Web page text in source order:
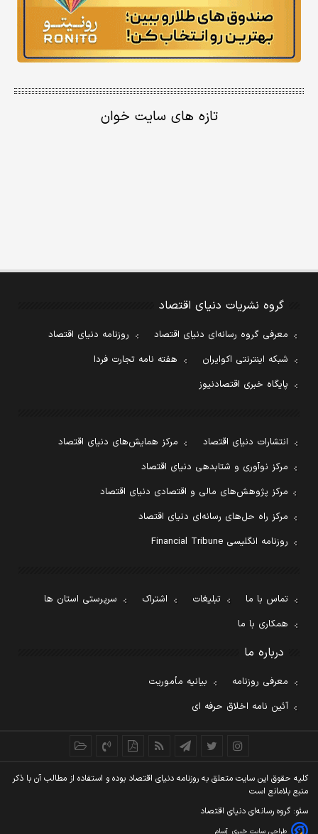
تازه های سایت خوان
گروه نشریات دنیای اقتصاد
معرفی گروه رسانه‌ای دنیای اقتصاد
روزنامه دنیای اقتصاد
شبکه اینترنتی اکوایران
هفته نامه تجارت فردا
پایگاه خبری اقتصادنیوز
انتشارات دنیای اقتصاد
مرکز همایش‌های دنیای اقتصاد
مرکز نوآوری و شتابدهی دنیای اقتصاد
مرکز پژوهش‌های مالی و اقتصادی دنیای اقتصاد
مرکز راه حل‌های رسانه‌ای دنیای اقتصاد
روزنامه انگلیسی Financial Tribune
تماس با ما تبلیغات اشتراک
سرپرستی استان ها
همکاری با ما
درباره ما
معرفی روزنامه
بیانیه مأموریت
آئین نامه اخلاق حرفه ای
کليه حقوق اين سايت متعلق به روزنامه دنيای اقتصاد بوده و استفاده از مطالب آن با ذکر
منبع بلامانع است
سئو: گروه رسانه‌ای دنیای اقتصاد
طراحی سایت خبری آسام